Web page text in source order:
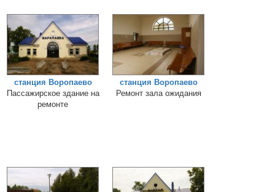
станция Воропаево
Пассажирское здание на
ремонте
станция Воропаево
Ремонт зала ожидания